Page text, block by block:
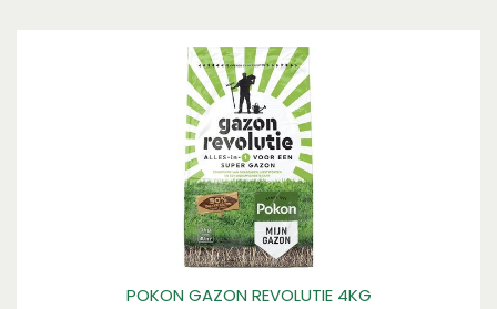
120 dagen voeding
3-in-1: voeding, kalk en plantversterker
POKON GAZON REVOLUTIE 4KG